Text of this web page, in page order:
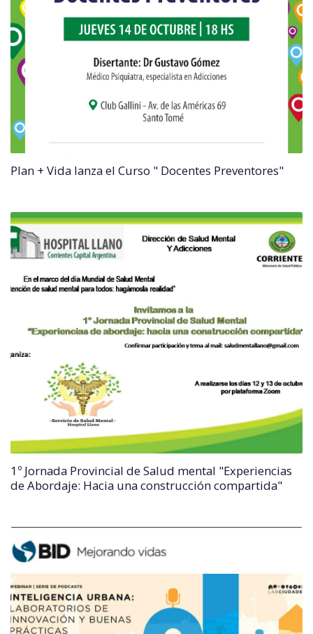
Plan + Vida lanza el Curso " Docentes Preventores"
1º Jornada Provincial de Salud mental "Experiencias
de Abordaje: Hacia una construcción compartida"